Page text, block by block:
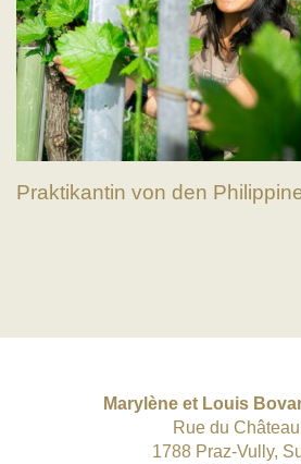
Praktikantin von den
Marylène et Louis
Rue du
1788 Praz-Vully,